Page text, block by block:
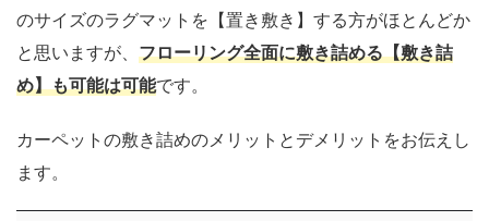
のサイズのラグマットを【置き敷き】する方がほとんどか
と思いますが、 フローリング全面に敷き詰める【敷き詰
め】も可能は可能です。
カーペットの敷き詰めのメリットとデメリットをお伝えし
ます。